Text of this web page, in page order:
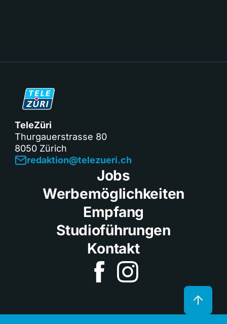
TeleZüri
Thurgauerstrasse 80
8050 Zürich
redaktion@telezueri.ch
Jobs
Werbemöglichkeiten
Empfang
Studioführungen
Kontakt